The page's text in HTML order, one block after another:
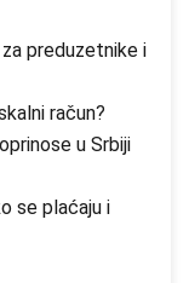
preduzetnike i
račun?
u Srbiji
se plaćaju i